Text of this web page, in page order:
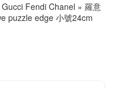
Fendi Chanel » 羅意
puzzle edge 小號24cm